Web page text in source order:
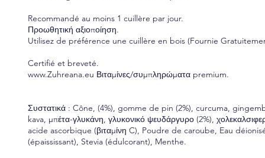
Recommandé au moins 1 cuillère par jour.
Προωθητική αξιοποίηση.
Utilisez de préférence une cuillère en bois (Fournie
Certifié et breveté.
www.Zuhreana.eu Βιταμίνες/συμπληρώματα premium.
Συστατικά : Cône, (4%), gomme de pin (2%), curcuma,
kava, μπέτα-γλυκάνη, γλυκονικό ψευδάργυρο (2%),
acide ascorbique (βιταμίνη C), Poudre de caroube, Eau
(épaississant), Stevia (édulcorant), Menthe.